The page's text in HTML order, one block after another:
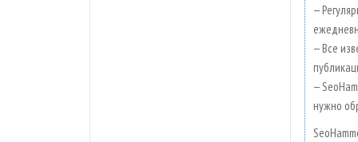
—
— Все
—
нужно